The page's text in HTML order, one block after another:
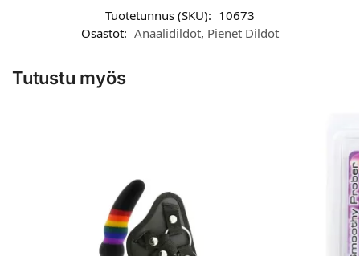
Tuotetunnus (SKU): 10673
Osastot: Anaalidildot, Pienet Dildot
Tutustu myös